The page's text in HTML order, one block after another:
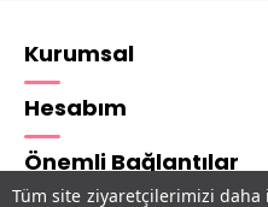
Tüm site ziyaretçilerimizi daha
Kurumsal
Hesabım
Önemli Bağlantılar